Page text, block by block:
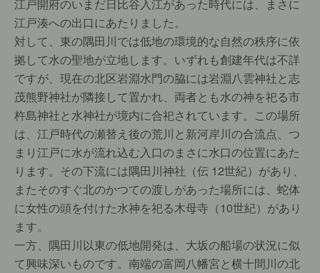
江戸開府のいまだ日比谷入江があった時代には、まさに
江戸湊への出口にあたりました。
対して、東の隅田川では低地の環境的な自然の秩序に依
拠して水の聖地が立地します。いずれも創建年代は不詳
ですが、現在の北区岩淵水門の脇には岩淵八雲神社と志
茂熊野神社が隣接して置かれ、両者とも水の神を祀る市
杵島神社と水神社が境内に合祀されています。この場所
は、江戸時代の瀬替え後の荒川と新河岸川の合流点、つ
まり江戸に水が流れ込む入口のまさに水口の位置にあた
ります。その下流には隅田川神社（伝 12世紀）があり、
またそのすぐ北のかつての渡しがあった場所には、蛇体
に女性の頭を付けた水神を祀る木母寺（10世紀）があり
ます。
一方、隅田川以東の低地開発は、大坂の船場の状況に似
て興味深いものです。南端の富岡八幡宮と横十間川の北